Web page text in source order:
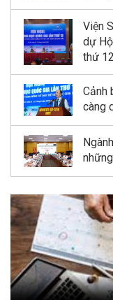
Viện
dự
thứ 12
Cảnh
càng